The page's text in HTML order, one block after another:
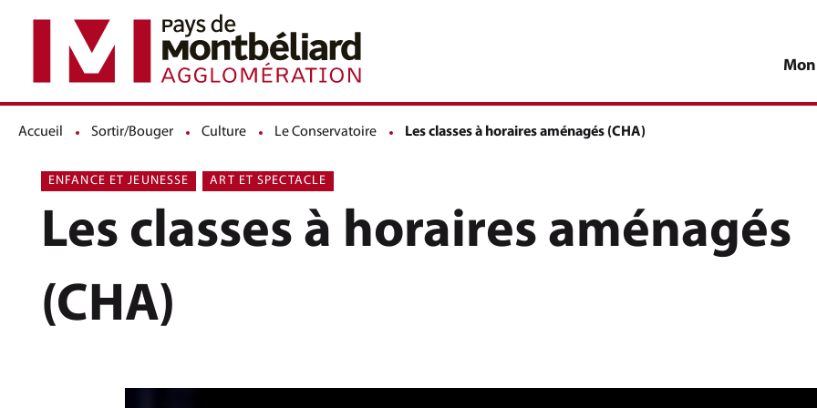
Accueil Sortir/Bouger Culture Le Conservatoire Page active :
Les classes à horaires aménagés (CHA)
Les classes à horaires aménagés
(CHA)
ENFANCE ET JEUNESSE ART ET SPECTACLE